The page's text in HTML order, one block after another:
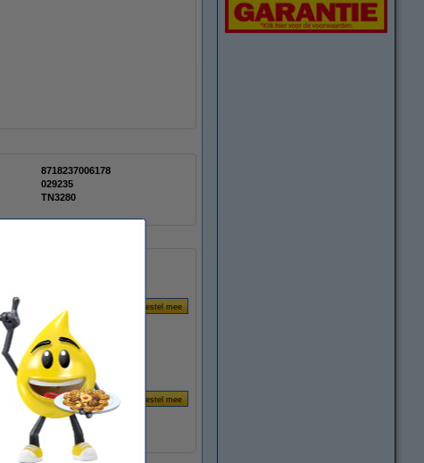
8718237006178
029235
TN3280